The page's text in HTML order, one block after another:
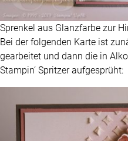
Sprenkel aus Glanzfarbe zur
Bei der folgenden Karte ist
gearbeitet und dann die in
Stampin‘ Spritzer aufgesprüht: